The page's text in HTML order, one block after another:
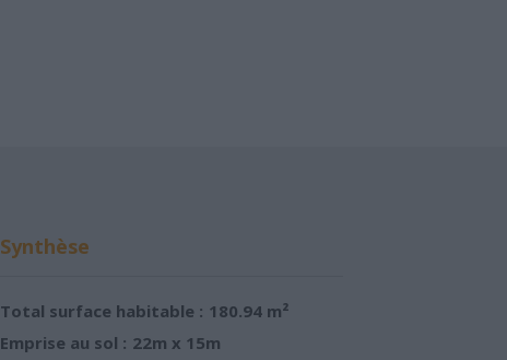
Synthèse
Total surface habitable : 180.94 m²
Emprise au sol : 22m x 15m